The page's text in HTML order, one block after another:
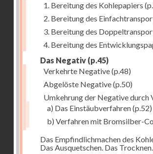
1. Bereitung des Kohlepapiers
2. Bereitung des
3. Bereitung des
4. Bereitung des
Das Negativ (p.45)
Verkehrte Negative(p.48)
Abgelöste Negative(p.50)
Umkehrung der Negative durch
a) Das Einstäubverfahren(p.52)
b) Verfahren mit Bromsilber-
Das Empfindlichmachen des
Das Ausquetschen. Das